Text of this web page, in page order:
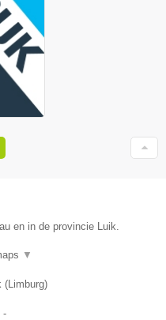
en in de provincie Luik.
▼
(Limburg)
-